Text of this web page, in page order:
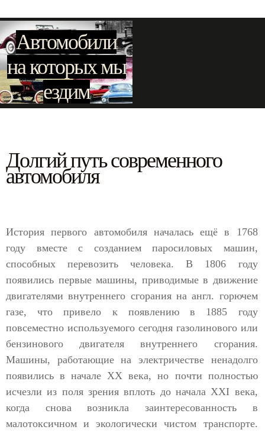
Автомобили
на которых мы
ездим
Долгий путь современного
автомобиля
История первого автомобиля началась ещё в 1768
году вместе с созданием паросиловых машин,
способных перевозить человека. В 1806 году
появились первые машины, приводимые в движение
двигателями внутреннего сгорания на англ. горючем
газе, что привело к появлению в 1885 году
повсеместно используемого сегодня газолинового или
бензинового двигателя внутреннего сгорания.
Машины, работающие на электричестве ненадолго
появились в начале XX века, но почти полностью
исчезли из поля зрения вплоть до начала XXI века,
когда снова возникла заинтересованность в
малотоксичном и экологически чистом транспорте.